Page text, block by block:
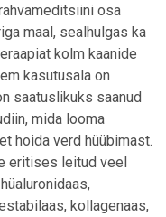
osa
maal, sealhulgas ka
kolm kaanide
kasutusala on
saatuslikuks saanud
mida looma
hoida verd hüübimast.
eritises leitud veel
kollagenaas,